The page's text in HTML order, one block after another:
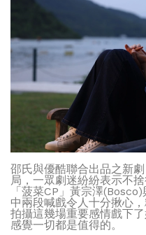
邵氏與優酷聯合出品之新
局，一眾劇迷紛紛表示不
「菠菜CP」黃宗澤
中兩段喊戲令人十分揪心
拍攝這幾場重要感情戲下
感覺一切都是值得的。